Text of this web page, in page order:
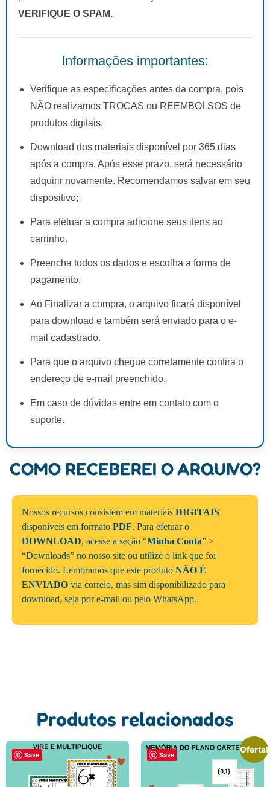
VERIFIQUE O SPAM.
Informações importantes:
Verifique as especificações antes da compra, pois
NÃO realizamos TROCAS ou REEMBOLSOS de
produtos digitais.
Download dos materiais disponível por 365 dias
após a compra. Após esse prazo, será necessário
adquirir novamente. Recomendamos salvar em seu
dispositivo;
Para efetuar a compra adicione seus itens ao
carrinho.
Preencha todos os dados e escolha a forma de
pagamento.
Ao Finalizar a compra, o arquivo ficará disponível
para download e também será enviado para o e-
mail cadastrado.
Para que o arquivo chegue corretamente confira o
endereço de e-mail preenchido.
Em caso de dúvidas entre em contato com o
suporte.
COMO RECEBEREI O ARQUIVO?
Nossos recursos consistem em materiais DIGITAIS
disponíveis em formato PDF. Para efetuar o
DOWNLOAD, acesse a seção “Minha Conta” >
“Downloads” no nosso site ou utilize o link que foi
fornecido. Lembramos que este produto NÃO É
ENVIADO via correio, mas sim disponibilizado para
download, seja por e-mail ou pelo WhatsApp.
Produtos relacionados
Save Save
Oferta!